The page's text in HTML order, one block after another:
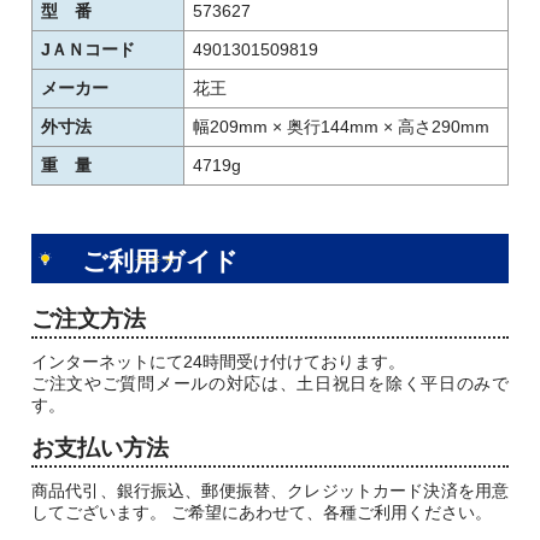
型 番
573627
JＡＮコード
4901301509819
メーカー
花王
外寸法
幅209mm × 奥行144mm × 高さ290mm
重 量
4719g
ご利用ガイド
ご注文方法
インターネットにて24時間受け付けております。
ご注文やご質問メールの対応は、土日祝日を除く平日のみで
す。
お支払い方法
商品代引、銀行振込、郵便振替、クレジットカード決済を用意
してございます。 ご希望にあわせて、各種ご利用ください。